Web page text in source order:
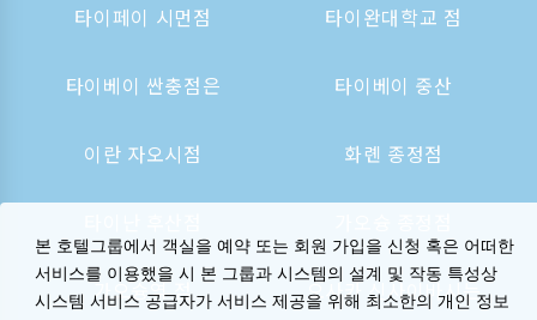
타이페이 시먼점 타이완대학교 점
타이베이 싼충점은 타이베이 중산
이란 자오시점 화롄 종정점
가오슝역 점 오사카 신사이바시는
본 호텔그룹에서 객실을 예약 또는 회원 가입을 신청 혹은 어떠한
서비스를 이용했을 시 본 그룹과 시스템의 설계 및 작동 특성상
시스템 서비스 공급자가 서비스 제공을 위해 최소한의 개인 정보